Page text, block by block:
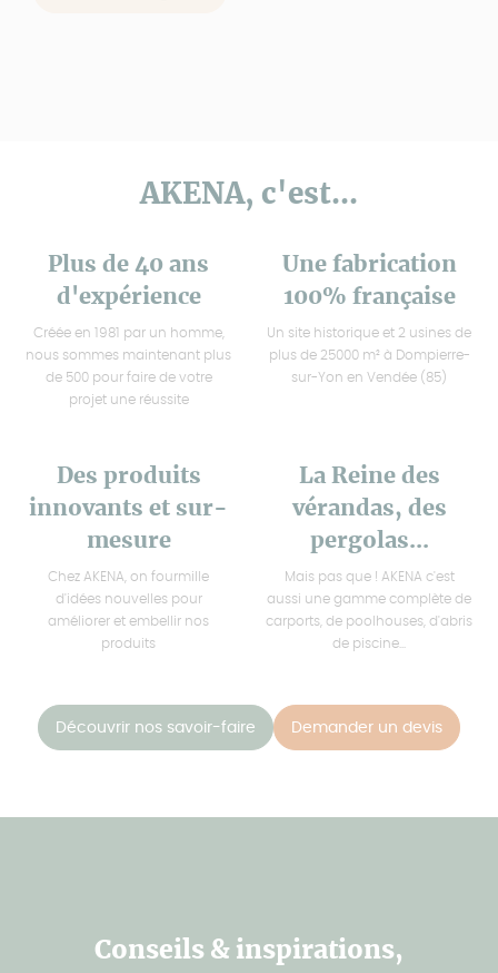
AKENA, c'est...
Plus de 40 ans
d'expérience
Créée en 1981 par un homme,
nous sommes maintenant plus
de 500 pour faire de votre
projet une réussite
Une fabrication
100% française
Un site historique et 2 usines de
plus de 25000 m² à Dompierre-
sur-Yon en Vendée (85)
Des produits
innovants et sur-
mesure
Chez AKENA, on fourmille
d'idées nouvelles pour
améliorer et embellir nos
produits
La Reine des
vérandas, des
pergolas...
Mais pas que ! AKENA c'est
aussi une gamme complète de
carports, de poolhouses, d'abris
de piscine...
Découvrir nos savoir-faire Demander un devis
Conseils & inspirations,